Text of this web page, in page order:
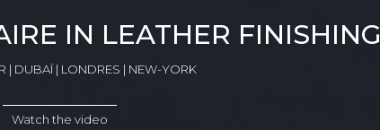
IN LEATHER FINISHING
| DUBAÏ | LONDRES | NEW-YORK
Watch the video